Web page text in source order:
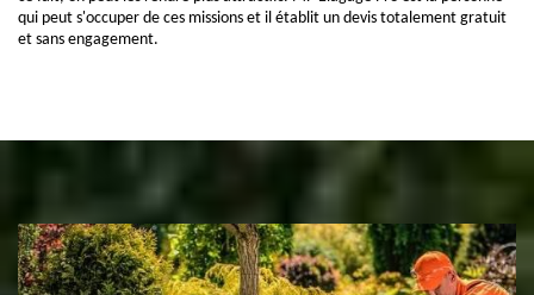
qui peut s'occuper de ces missions et il établit un devis totalement gratuit
et sans engagement.